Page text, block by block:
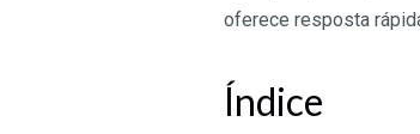
oferece resposta
Índice